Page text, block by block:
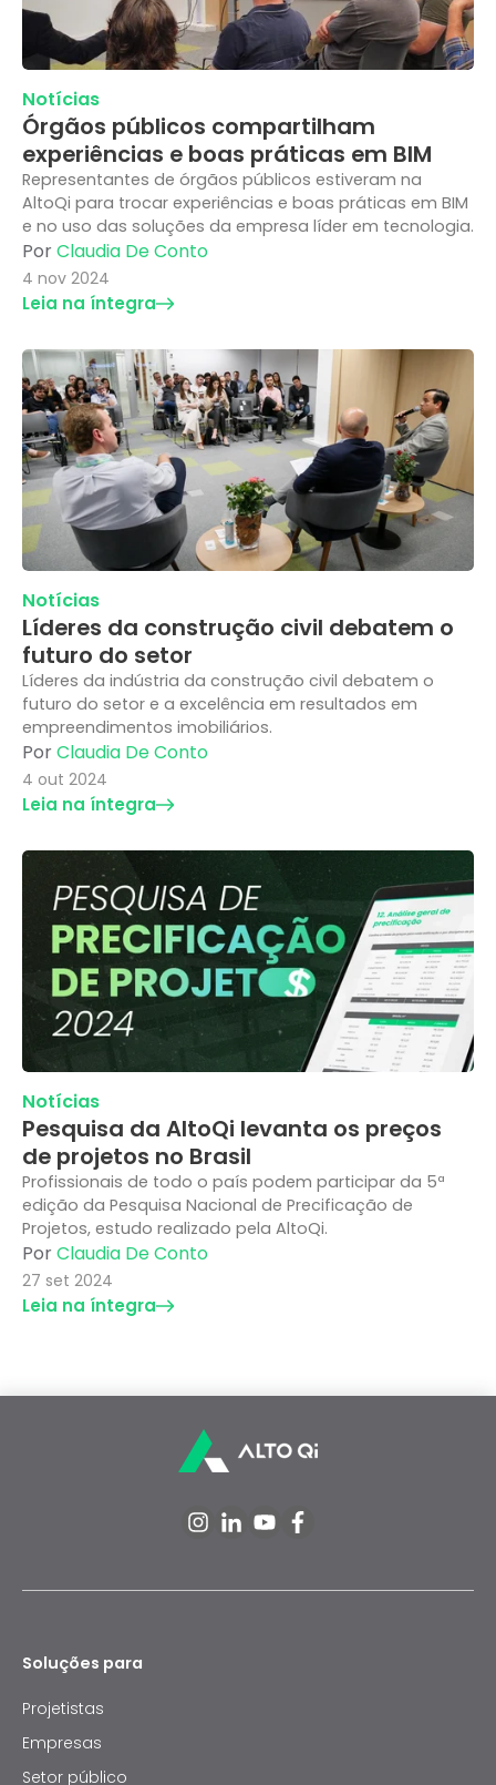
Notícias
Órgãos públicos compartilham
experiências e boas práticas em BIM
Representantes de órgãos públicos estiveram na
AltoQi para trocar experiências e boas práticas em BIM
e no uso das soluções da empresa líder em tecnologia.
PorClaudia De Conto
4 nov 2024
Leia na íntegra
Notícias
Líderes da construção civil debatem o
futuro do setor
Líderes da indústria da construção civil debatem o
futuro do setor e a excelência em resultados em
empreendimentos imobiliários.
PorClaudia De Conto
4 out 2024
Leia na íntegra
Notícias
Pesquisa da AltoQi levanta os preços
de projetos no Brasil
Profissionais de todo o país podem participar da 5ª
edição da Pesquisa Nacional de Precificação de
Projetos, estudo realizado pela AltoQi.
PorClaudia De Conto
27 set 2024
Leia na íntegra
Soluções para
Projetistas
Empresas
Setor público